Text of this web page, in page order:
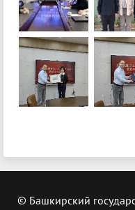
© Башкирский